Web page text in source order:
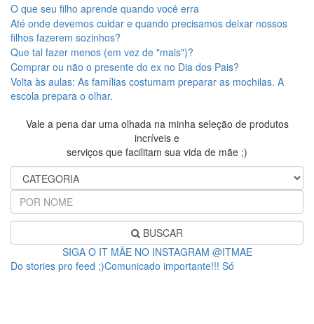
O que seu filho aprende quando você erra
Até onde devemos cuidar e quando precisamos deixar nossos
filhos fazerem sozinhos?
Que tal fazer menos (em vez de "mais")?
Comprar ou não o presente do ex no Dia dos Pais?
Volta às aulas: As famílias costumam preparar as mochilas. A
escola prepara o olhar.
Vale a pena dar uma olhada na minha seleção de produtos
incríveis e
serviços que facilitam sua vida de mãe ;)
BUSCAR
SIGA O IT MÃE NO INSTAGRAM @ITMAE
Do stories pro feed ;)Comunicado importante!!! Só